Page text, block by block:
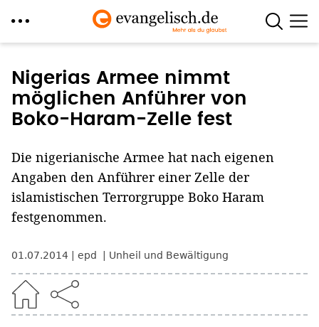
zum
Inhalt
Nigerias Armee nimmt
möglichen Anführer von
Boko-Haram-Zelle fest
Die nigerianische Armee hat nach eigenen
Angaben den Anführer einer Zelle der
islamistischen Terrorgruppe Boko Haram
festgenommen.
01.07.2014 epd Unheil und Bewältigung